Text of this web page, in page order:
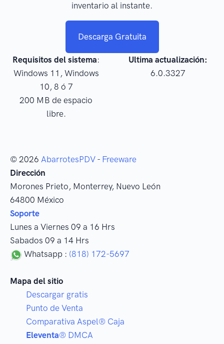
inventario al instante.
Descarga Gratuita
Requisitos del sistema:
Windows 11, Windows
10, 8 ó 7
200 MB de espacio
libre.
Ultima actualización:
6.0.3327
© 2026 AbarrotesPDV - Freeware
Dirección
Morones Prieto, Monterrey, Nuevo León
64800 México
Soporte
Lunes a Viernes 09 a 16 Hrs
Sabados 09 a 14 Hrs
Whatsapp : (818) 172-5697
Mapa del sitio
Descargar gratis
Punto de Venta
Comparativa Aspel® Caja
Eleventa® DMCA